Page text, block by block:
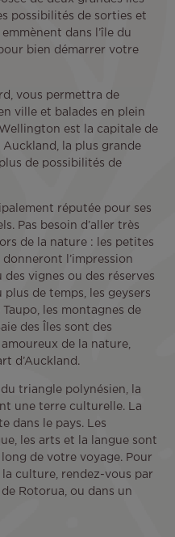
possibilités de sorties et
dans l’île du
bien démarrer votre
vous permettra de
ville et balades en plein
est la capitale de
Auckland, la plus grande
de possibilités de
réputée pour ses
Pas besoin d’aller très
de la nature : les petites
donneront l’impression
des vignes ou des réserves
de temps, les geysers
les montagnes de
des Îles sont des
de la nature,
d’Auckland.
triangle polynésien, la
une terre culturelle. La
dans le pays. Les
les arts et la langue sont
de votre voyage. Pour
culture, rendez-vous par
Rotorua, ou dans un